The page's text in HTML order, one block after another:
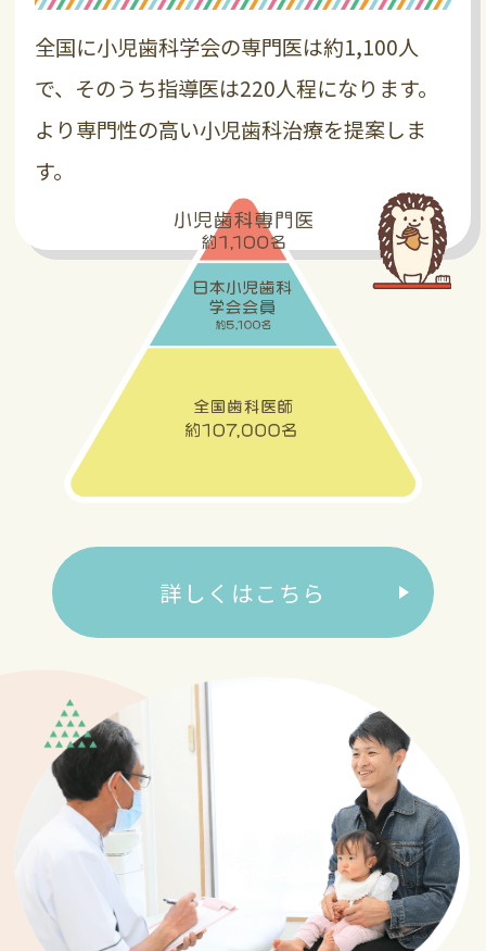
たくさんのお子さんにご来院いただき、痛
みがあって大変な時もありますが、お子さ
んの成長を一緒に見させていただける幸せ
３周年記念でいつもは高くて、、という商
品をスペシャルな価格に
患者様全員にご利用いただけるように５月
30日（４ヵ月間）まで開催します！
４ヵ月毎の定期健診などでお越しの際にご
患者様のみSALE価格となります
全国に小児歯科学会の専門医は約1,100人
で、そのうち指導医は220人程になります。
より専門性の高い小児歯科治療を提案しま
す。
詳しくはこちら